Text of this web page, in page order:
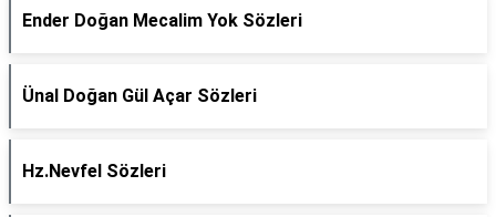
Ender Doğan Mecalim Yok Sözleri
Ünal Doğan Gül Açar Sözleri
Hz.Nevfel Sözleri